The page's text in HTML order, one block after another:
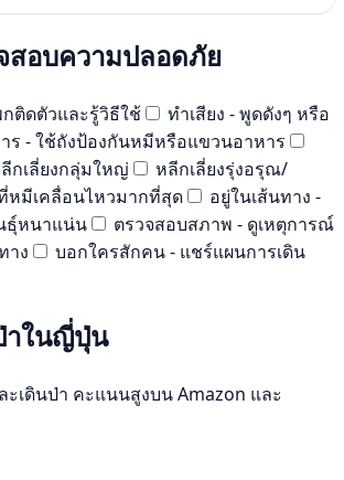
สอบความปลอดภัย
ติดตัวและรู้วิธีใช้
ทำเสียง - พูดดังๆ หรือ
ร - ใช้ถังป้องกันหมีหรือแขวนอาหาร
กเลี่ยงกลุ่มใหญ่
หลีกเลี่ยงรุ่งอรุณ/
หมีเคลื่อนไหวมากที่สุด
อยู่ในเส้นทาง -
ธุ์หนาแน่น
ตรวจสอบสภาพ - ดูเหตุการณ์
าง
บอกใครสักคน - แชร์แผนการเดิน
าในญี่ปุ่น
เดินป่า คะแนนสูงบน Amazon และ